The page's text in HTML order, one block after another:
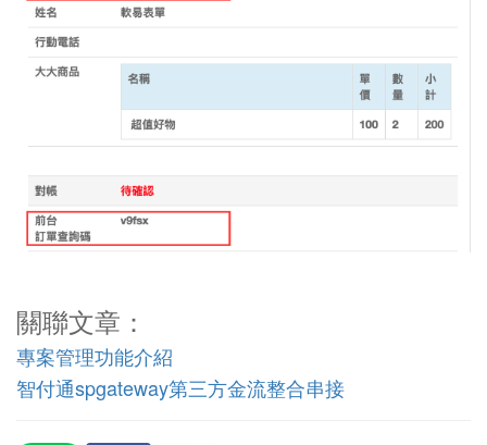
關聯文章：
專案管理功能介紹
智付通spgateway第三方金流整合串接